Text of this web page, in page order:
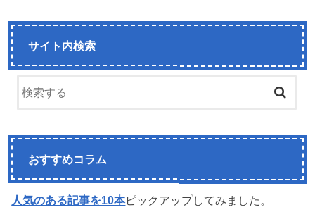
サイト内検索
おすすめコラム
人気のある記事を10本ピックアップしてみました。